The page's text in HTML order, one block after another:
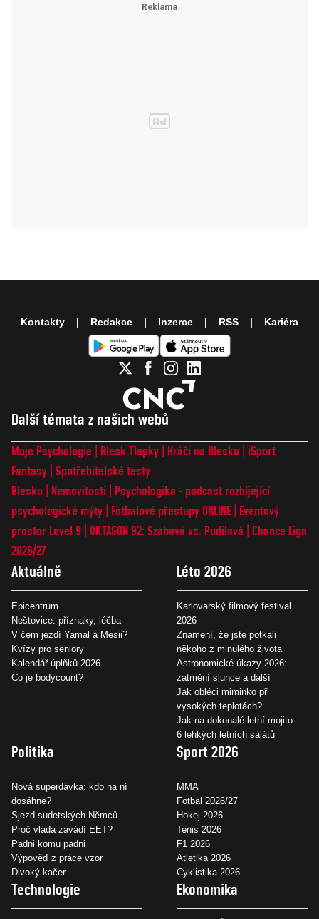
Další témata z našich webů
Moje Psychologie Blesk Tlapky Hráči na Blesku
iSport
Fantasy Spotřebitelské testy
Blesku
Nemovitosti
Psychologika - podcast rozbíjející
psychologické mýty
Fotbalové přestupy ONLINE
Eventový
prostor Level 9 OKTAGON 92: Szabová vs. Pudilová
Chance Liga
2026/27
Aktuálně
Epicentrum
Neštovice: příznaky, léčba
V čem jezdí Yamal a Mesii?
Kvízy pro seniory
Kalendář úplňků 2026
Co je bodycount?
Léto 2026
Karlovarský filmový festival
2026
Znamení, že jste potkali
někoho z minulého života
Astronomické úkazy 2026:
zatmění slunce a další
Jak obléci miminko při
vysokých teplotách?
Jak na dokonalé letní mojito
6 lehkých letních salátů
Politika
Nová superdávka: kdo na ní
dosáhne?
Sjezd sudetských Němců
Proč vláda zavádí EET?
Padni komu padni
Výpověď z práce vzor
Divoký kačer
Sport 2026
MMA
Fotbal 2026/27
Hokej 2026
Tenis 2026
F1 2026
Atletika 2026
Cyklistika 2026
Technologie Ekonomika
Kontakty Redakce Inzerce RSS Kariéra